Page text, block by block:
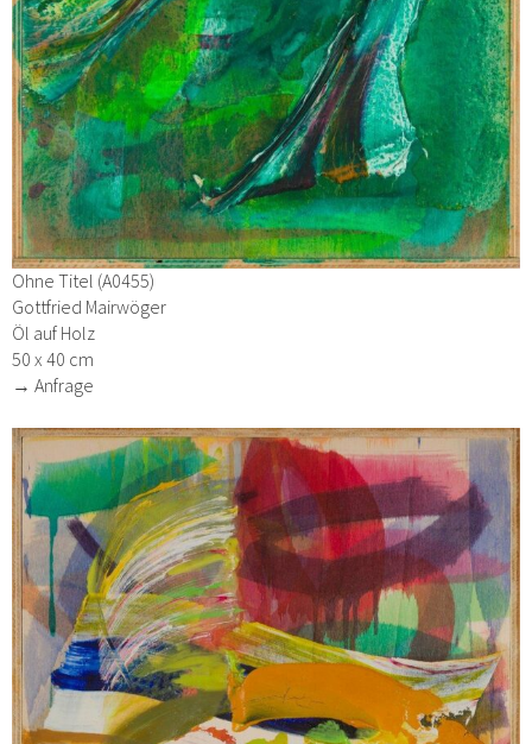
Ohne Titel (A0455)
Gottfried Mairwöger
Öl auf Holz
50 x 40 cm
→ Anfrage